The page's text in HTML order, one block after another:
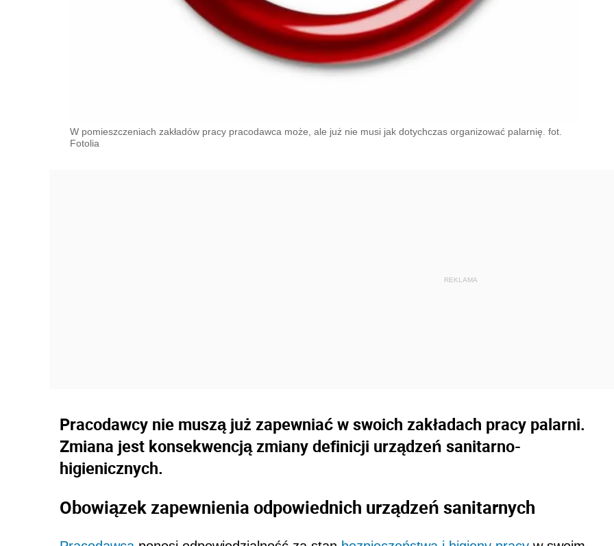
W pomieszczeniach zakładów pracy pracodawca może, ale już nie musi jak dotychczas organizować palarnię. fot.
Fotolia
Pracodawcy nie muszą już zapewniać w swoich zakładach pracy palarni.
Zmiana jest konsekwencją zmiany definicji urządzeń sanitarno-
higienicznych.
Obowiązek zapewnienia odpowiednich urządzeń sanitarnych